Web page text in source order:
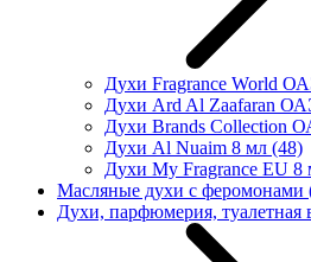
Духи Fragrance World
Духи Ard Al Zaafaran
Духи Brands Collection
Духи Al Nuaim 8 мл (48)
Духи My Fragrance EU 8
Масляные духи с феромонами
Духи, парфюмерия, туалетная